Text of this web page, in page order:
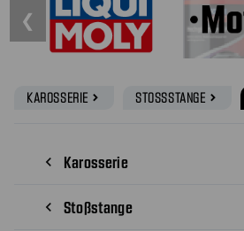
❮
KAROSSERIE navigate_next STOSSSTANGE navigate_next
navigate_before Karosserie
navigate_before Stoßstange